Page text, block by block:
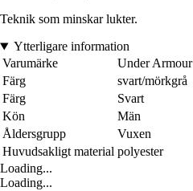
Teknik som minskar lukter.
Ytterligare information
Varumärke
Under Armour
Färg
svart/mörkgrå
Färg
Svart
Kön
Män
Åldersgrupp
Vuxen
Huvudsakligt material polyester
Loading...
Loading...